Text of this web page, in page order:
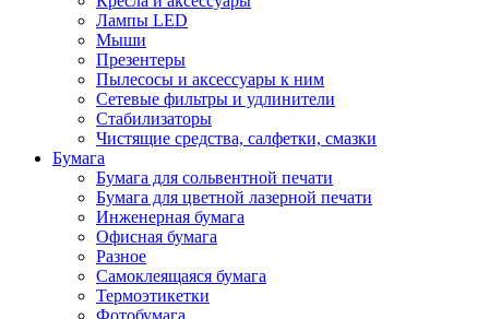
Лампы LED
Мыши
Презентеры
Пылесосы и аксессуары к ним
Сетевые фильтры и удлинители
Стабилизаторы
Чистящие средства, салфетки, смазки
Бумага
Бумага для сольвентной печати
Бумага для цветной лазерной печати
Инженерная бумага
Офисная бумага
Разное
Самоклеящаяся бумага
Термоэтикетки
Фотобумага